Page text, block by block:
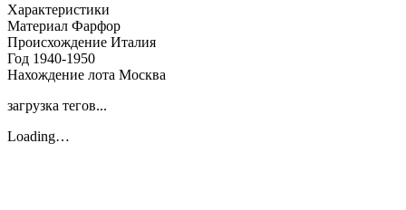
Характеристики
Материал Фарфор
Происхождение Италия
Год 1940-1950
Нахождение лота Москва
загрузка тегов...
Loading…